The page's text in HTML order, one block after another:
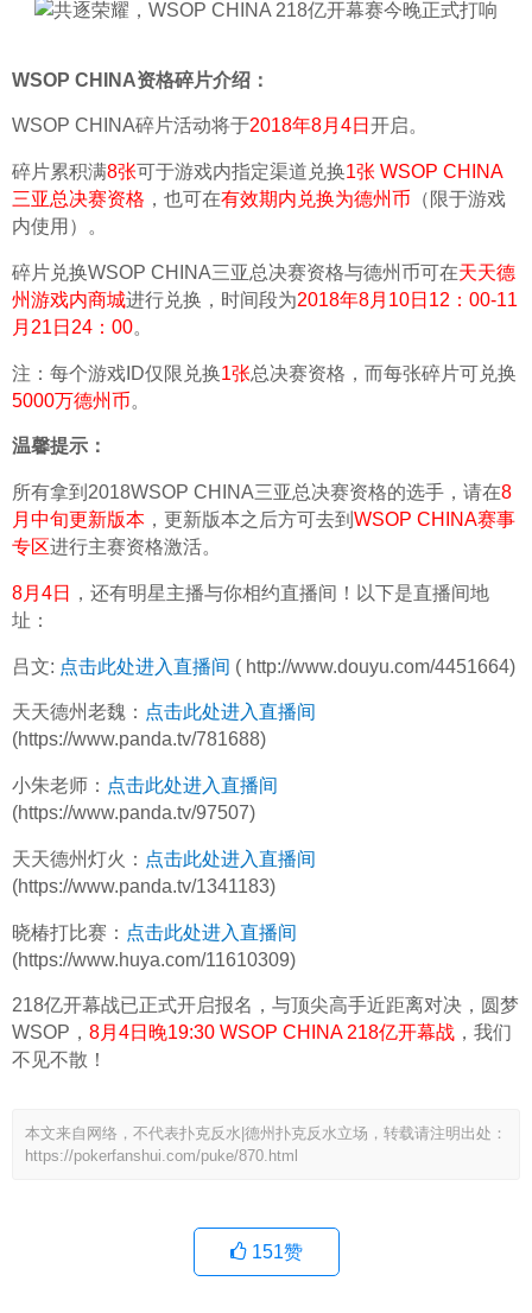
WSOP CHINA资格碎片介绍：
WSOP CHINA碎片活动将于2018年8月4日 开启。
碎片累积满8张可于游戏内指定渠道兑换1张 WSOP CHINA
三亚总决赛资格 ，也可在有效期内兑换为德州币 （限于游戏
内使用）。
碎片兑换WSOP CHINA三亚总决赛资格与德州币可在天天德
州游戏内商城进行兑换，时间段为2018年8月10日12：00-11
月21日24：00。
注：每个游戏ID仅限兑换1张总决赛资格，而每张碎片可兑换
5000万德州币。
温馨提示：
所有拿到2018WSOP CHINA三亚总决赛资格的选手，请在8
月中旬更新版本 ，更新版本之后方可去到 WSOP CHINA赛事
专区进行主赛资格激活。
8月4日
，还有明星主播与你相约直播间！以下是直播间地
址：
吕文: 点击此处进入直播间 ( http://www.douyu.com/4451664)
天天德州老魏： 点击此处进入直播间
(https://www.panda.tv/781688)
小朱老师： 点击此处进入直播间
(https://www.panda.tv/97507)
天天德州灯火： 点击此处进入直播间
(https://www.panda.tv/1341183)
晓椿打比赛： 点击此处进入直播间
(https://www.huya.com/11610309)
218亿开幕战已正式开启报名，与顶尖高手近距离对决，圆梦
WSOP， 8月4日晚19:30 WSOP CHINA 218亿开幕战 ，我们
不见不散！
本文来自网络，不代表扑克反水|德州扑克反水立场，转载请注明出处：
https://pokerfanshui.com/puke/870.html
151赞